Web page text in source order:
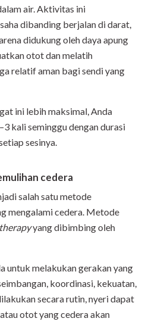
air. Aktivitas ini
dibanding berjalan di darat,
didukung oleh daya apung
otot dan melatih
relatif aman bagi sendi yang
ini lebih maksimal, Anda
kali seminggu dengan durasi
sesinya.
cedera
salah satu metode
mengalami cedera. Metode
yang dibimbing oleh
untuk melakukan gerakan yang
koordinasi, kekuatan,
secara rutin, nyeri dapat
otot yang cedera akan